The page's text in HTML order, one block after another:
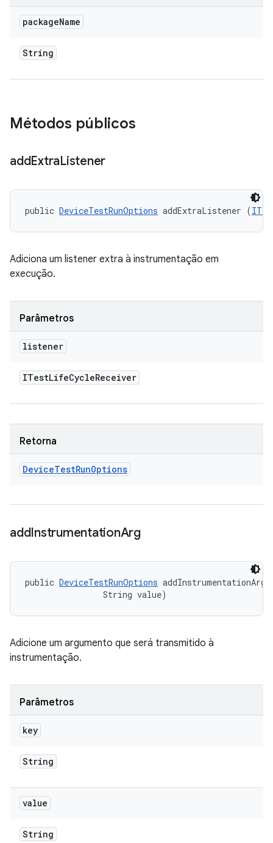
packageName
String
Métodos públicos
addExtraListener
public DeviceTestRunOptions addExtraListener (
Adiciona um listener extra à instrumentação em
execução.
Parâmetros
listener
ITestLifeCycleReceiver
Retorna
DeviceTestRunOptions
addInstrumentationArg
public DeviceTestRunOptions
                String value)
Adicione um argumento que será transmitido à
instrumentação.
Parâmetros
key
String
value
String